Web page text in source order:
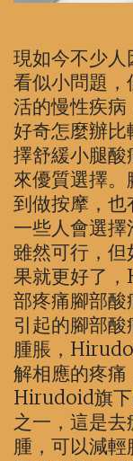
現如今不少人
看似小問題，
活的慢性疾
好奇怎麼辦比
擇舒緩小腿
來優質選擇
到做按摩，
一些人會選
雖然可行，
果就更好了
部疼痛腳部
引起的腳部
腫脹，
解相應的疼痛
Hirudoid旗下
之一，這是
腫，可以減